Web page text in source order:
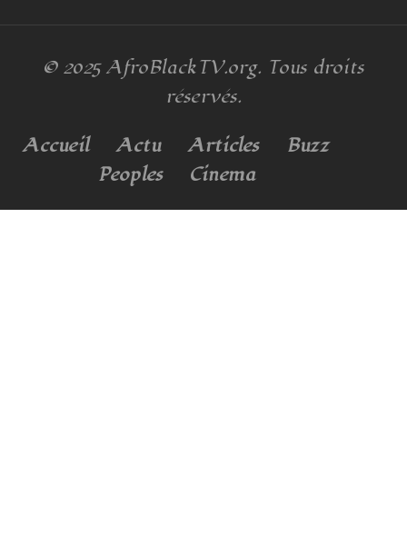
© 2025 AfroBlackTV.org. Tous droits
réservés.
Accueil Actu Articles
Buzz
Peoples
Cinema